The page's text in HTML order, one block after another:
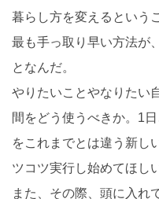
暮らし方を変えるという
最も手っ取り早い方法が
となんだ。
やりたいことやなりたい
間をどう使うべきか。1
をこれまでとは違う新し
ツコツ実行し始めてほし
また、その際、頭に入れ